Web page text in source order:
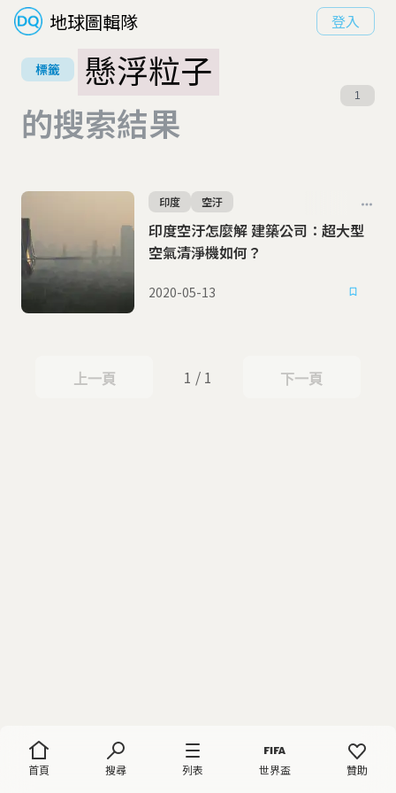
地球圖輯隊 登入
首頁 搜尋 列表 世界盃 贊助
標籤
懸浮粒子
的搜索結果
1
印度空汙怎麼解 建築公司：超大型
空氣清淨機如何？
印度 空汙
2020-05-13
上一頁
上一頁 1 / 1 下一頁
下一頁